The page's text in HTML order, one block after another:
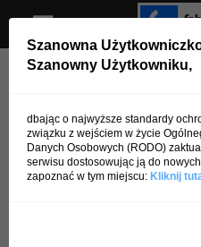
Strona główna Autorzy Posty
Szanowna
Szanowny Użytkowniku,
dbając o najwyższe standardy
związku z wejściem w życie
Danych Osobowych (RODO)
serwisu dostosowując ją do
zapoznać w tym miejscu: Kliknij